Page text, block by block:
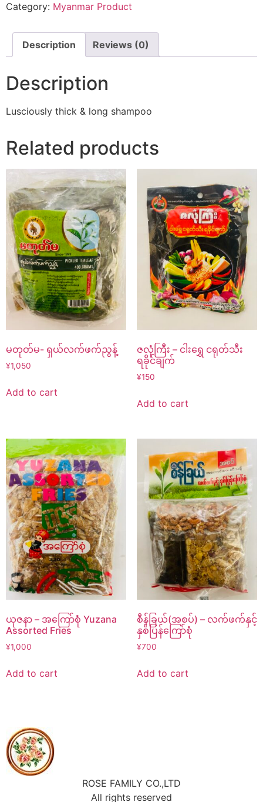
Category: Myanmar Product
Description Reviews (0)
Description
Lusciously thick & long shampoo
Related products
မတုတ်မ- ရှယ်လက်ဖက်ညွန့်
¥1,050
Add to cart
ဇလုံကြီး – ငါးရွှေ ငရုတ်သီး
ရခိုင်ချက်
¥150
Add to cart
ယုဇနာ – အကြော်စုံ Yuzana
Assorted Fries
¥1,000
Add to cart
စီန်ခြယ်(အစပ်) – လက်ဖက်နှင့်
နှစ်ပြန်ကြော်စုံ
¥700
Add to cart
ROSE FAMILY CO.,LTD
All rights reserved